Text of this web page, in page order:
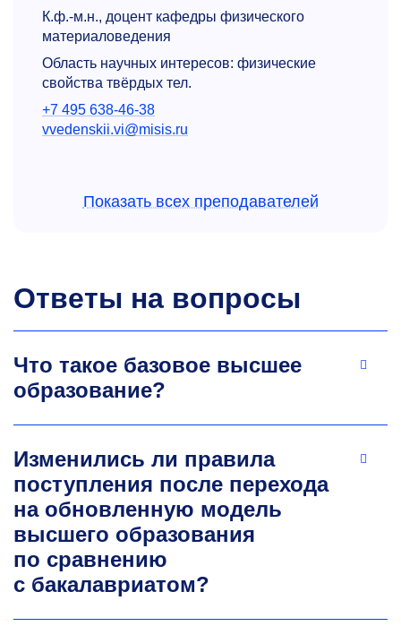
К.ф.-м.н., доцент кафедры физического
материало­ведения
Область научных интересов: физические
свойства твёрдых тел.
+7 495 638-46-38
vvedenskii.vi@misis.ru
Михаил Владимирович
К.т.н., доцент кафедры физического
материаловедения
Область научных интересов: методы
магнитные материалы, материалы
и инженерные решения для больших
физических экспериментов.
+7 495 955-01-63
Показать всех преподавателей
Ответы на вопросы
Что такое базовое высшее
образование?
Изменились ли правила
поступления после перехода
на обновленную модель
высшего образования
по сравнению
с бакалавриатом?